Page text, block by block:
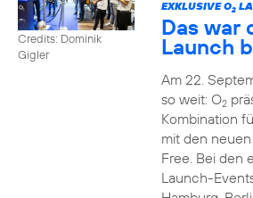
Credits: Dominik
Gigler
EXKLUSIVE O2
Das war
Launch
Am 22.
so weit: O2
Kombination
mit den
Free. Bei den
Launch-